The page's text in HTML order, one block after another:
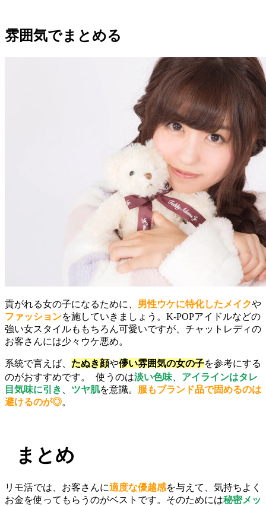
雰囲気でまとめる
貢がれる女の子になるために、 男性ウケに特化したメイクや
ファッションを施していきましょう。K-POPアイドルなどの
強い女スタイルももちろん可愛いですが、チャットレディの
お客さんには少々ウケ悪め。
系統で言えば、 たぬき顔や儚い雰囲気の女の子を参考にする
のがおすすめです。 使うのは淡い色味
アイラインはタレ
目気味に引き
ツヤ肌を意識。 服もブランド品で固めるのは
避けるのが◎。
まとめ
リモ活では、お客さんに適度な優越感を与えて、気持ちよく
お金を使ってもらうのがベストです。そのためには秘密メッ